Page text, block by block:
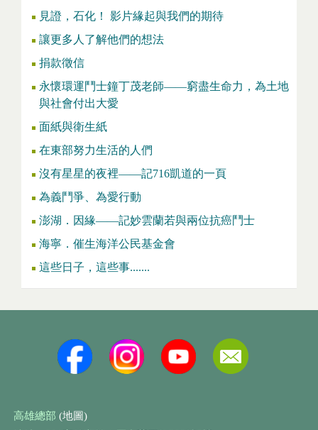
見證，石化！ 影片緣起與我們的期待
讓更多人了解他們的想法
捐款徵信
永懷環運鬥士鐘丁茂老師——窮盡生命力，為土地
與社會付出大愛
面紙與衛生紙
在東部努力生活的人們
沒有星星的夜裡——記716凱道的一頁
為義鬥爭、為愛行動
澎湖．因緣——記妙雲蘭若與兩位抗癌鬥士
海寧．催生海洋公民基金會
這些日子，這些事.......
高雄總部 (地圖)